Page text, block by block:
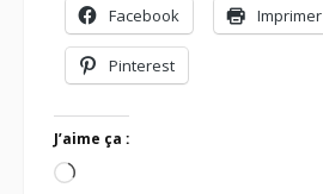
Facebook Imprimer
Pinterest
J’aime ça :
Chargement…